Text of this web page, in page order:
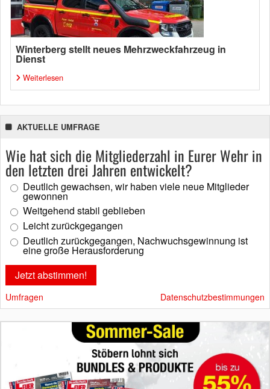
Winterberg stellt neues Mehrzweckfahrzeug in
Dienst
Weiterlesen
AKTUELLE UMFRAGE
Wie hat sich die Mitgliederzahl in Eurer Wehr in
den letzten drei Jahren entwickelt?
Deutlich gewachsen, wir haben viele neue Mitglieder
gewonnen
Weitgehend stabil geblieben
Leicht zurückgegangen
Deutlich zurückgegangen, Nachwuchsgewinnung ist
eine große Herausforderung
Umfragen Datenschutzbestimmungen